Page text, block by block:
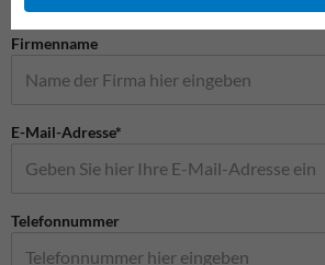
Firmenname
E-Mail-Adresse*
Telefonnummer